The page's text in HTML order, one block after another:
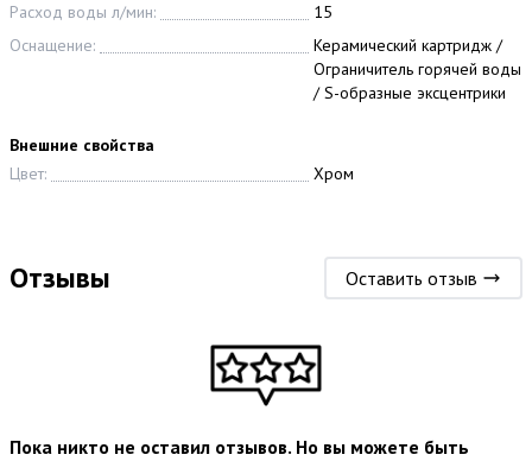
Расход воды л/мин:
15
Оснащение:
Керамический картридж /
Ограничитель горячей воды
/ S-образные эксцентрики
Внешние свойства
Цвет:
Хром
Отзывы Оставить отзыв
Пока никто не оставил отзывов. Но вы можете быть